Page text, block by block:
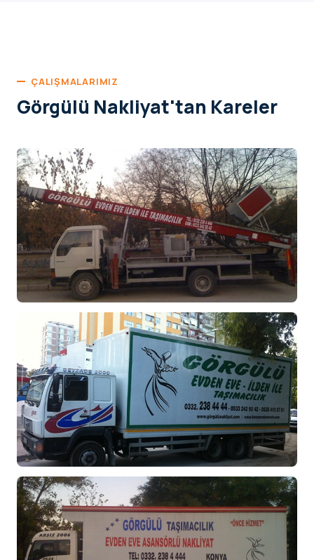
ÇALIŞMALARIMIZ
Görgülü Nakliyat'tan Kareler